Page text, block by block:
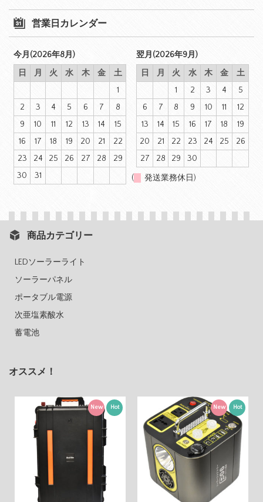
営業日カレンダー
今月(2026年8月)
日
月 火 水 木 金
土
1
2
3 4 5 6 7
8
9
10 11 12 13 14
15
16
17 18 19 20 21
22
23
24 25 26 27 28
29
30
31
翌月(2026年9月)
日
月 火 水 木 金
土
1
2 3 4
5
6
7 8 9 10 11
12
13
14 15 16 17 18
19
20
21 22 23 24 25
26
27
28 29 30
( 発送業務休日)
商品カテゴリー
LEDソーラーライト
ソーラーパネル
ポータブル電源
次亜塩素酸水
蓄電池
オススメ！
New Hot New Hot